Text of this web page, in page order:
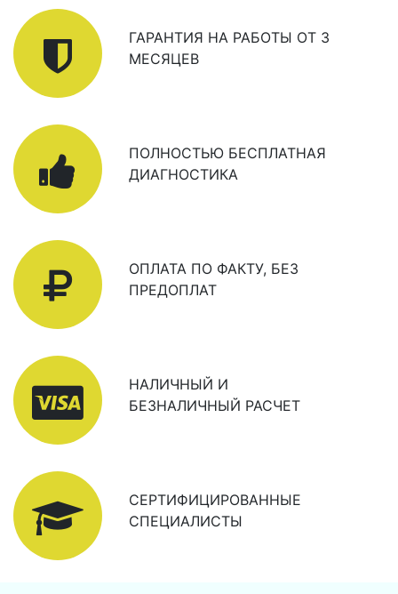
ГАРАНТИЯ НА РАБОТЫ ОТ 3
МЕСЯЦЕВ
ПОЛНОСТЬЮ БЕСПЛАТНАЯ
ДИАГНОСТИКА
ОПЛАТА ПО ФАКТУ, БЕЗ
ПРЕДОПЛАТ
НАЛИЧНЫЙ И
БЕЗНАЛИЧНЫЙ РАСЧЕТ
СЕРТИФИЦИРОВАННЫЕ
СПЕЦИАЛИСТЫ